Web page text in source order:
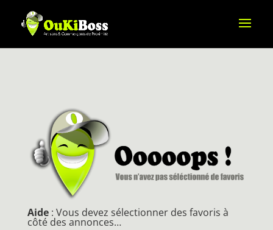
Aide: Vous devez sélectionner des favoris à
côté des annonces…